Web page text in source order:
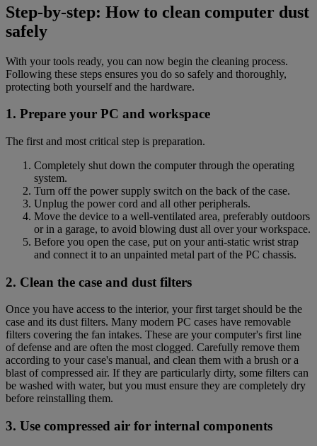
Step-by-step: How to clean computer dust
safely
With your tools ready, you can now begin the cleaning process.
Following these steps ensures you do so safely and thoroughly,
protecting both yourself and the hardware.
1. Prepare your PC and workspace
The first and most critical step is preparation.
Completely shut down the computer through the operating
system.
Turn off the power supply switch on the back of the case.
Unplug the power cord and all other peripherals.
Move the device to a well-ventilated area, preferably outdoors
or in a garage, to avoid blowing dust all over your workspace.
Before you open the case, put on your anti-static wrist strap
and connect it to an unpainted metal part of the PC chassis.
2. Clean the case and dust filters
Once you have access to the interior, your first target should be the
case and its dust filters. Many modern PC cases have removable
filters covering the fan intakes. These are your computer's first line
of defense and are often the most clogged. Carefully remove them
according to your case's manual, and clean them with a brush or a
blast of compressed air. If they are particularly dirty, some filters can
be washed with water, but you must ensure they are completely dry
before reinstalling them.
3. Use compressed air for internal components